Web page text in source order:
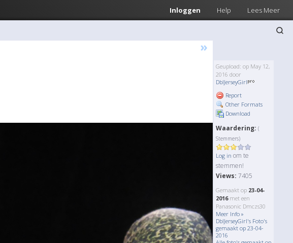
Inloggen Help Lees Meer
»
Geupload: op May 12,
2016 door
DblJerseyGirl
Report
Other Formats
Download
Waardering: (
Stemmers)
Log in om te
stemmen!
Views: 7405
Gemaakt op 23-04-
2016met een
Panasonic Dmczs30
Meer Info »
DblJerseyGirl's Foto's
gemaakt op 23-04-
2016